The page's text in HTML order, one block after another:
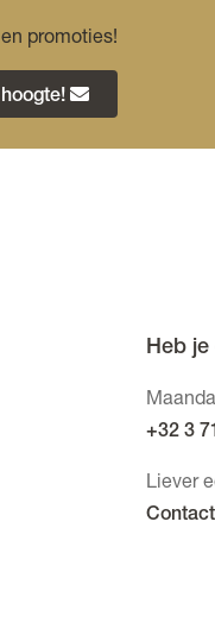
promoties!
Heb je
+32 3
Liever